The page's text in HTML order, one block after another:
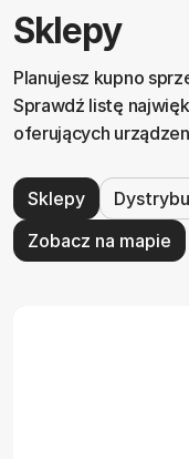
Sklepy
Planujesz kupno
Sprawdź listę
oferujących
Sklepy
Zobacz na mapie